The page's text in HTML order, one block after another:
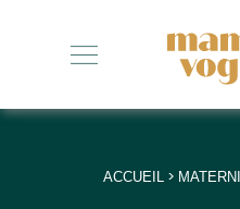
+
+
+
ACCUEIL >